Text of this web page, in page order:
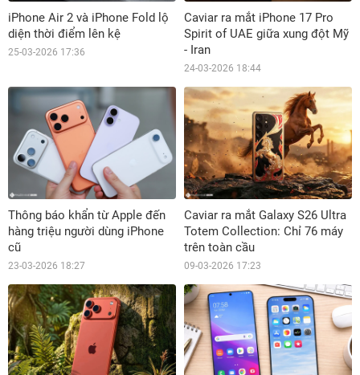
iPhone Air 2 và iPhone Fold lộ
diện thời điểm lên kệ
25-03-2026 17:36
Caviar ra mắt iPhone 17 Pro
Spirit of UAE giữa xung đột Mỹ
- Iran
24-03-2026 18:44
Thông báo khẩn từ Apple đến
hàng triệu người dùng iPhone
cũ
23-03-2026 18:27
Caviar ra mắt Galaxy S26 Ultra
Totem Collection: Chỉ 76 máy
trên toàn cầu
09-03-2026 17:23